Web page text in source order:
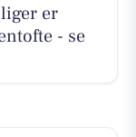
er
- se